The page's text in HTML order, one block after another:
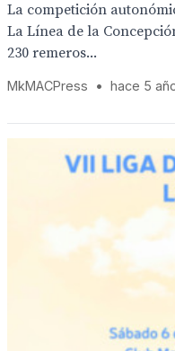
La competición
La Línea de la
230 remeros...
MkMACPress • hace 5